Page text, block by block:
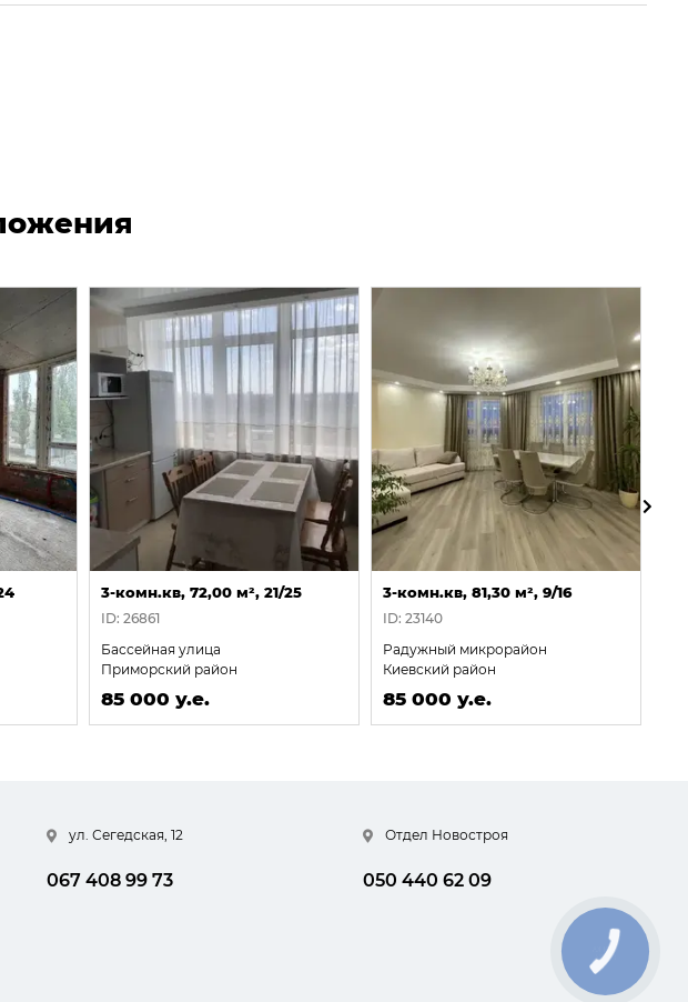
3-комн.кв, 72,00 м², 21/25
ID: 26861
Бассейная улица
Приморский район
85 000 у.е.
3-комн.кв, 81,30 м², 9/16
ID: 23140
Радужный микрорайон
Киевский район
85 000 у.е.
ул. Сегедская, 12
067 408 99 73
Отдел Новостроя
050 440 62 09